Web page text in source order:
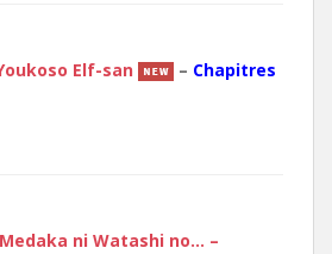
Elf-san – Chapitres
ni Watashi no… –